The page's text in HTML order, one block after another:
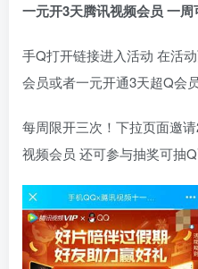
一元开3天腾讯视频会员 一周
手Q打开链接进入活动 在活
会员或者一元开通3天超Q会
每周限开三次！下拉页面邀
视频会员 还可参与抽奖可抽